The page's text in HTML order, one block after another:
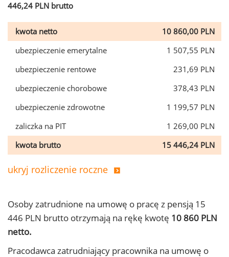
446,24 PLN brutto
kwota netto
10 860,00 PLN
ubezpieczenie emerytalne
1 507,55 PLN
ubezpieczenie rentowe
231,69 PLN
ubezpieczenie chorobowe
378,43 PLN
ubezpieczenie zdrowotne
1 199,57 PLN
zaliczka na PIT
1 269,00 PLN
kwota brutto
15 446,24 PLN
ukryj rozliczenie roczne
Osoby zatrudnione na umowę o pracę z pensją 15
446 PLN brutto otrzymają na rękę kwotę 10 860 PLN
netto.
Pracodawca zatrudniający pracownika na umowę o